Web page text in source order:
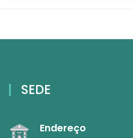
SEDE
Endereço